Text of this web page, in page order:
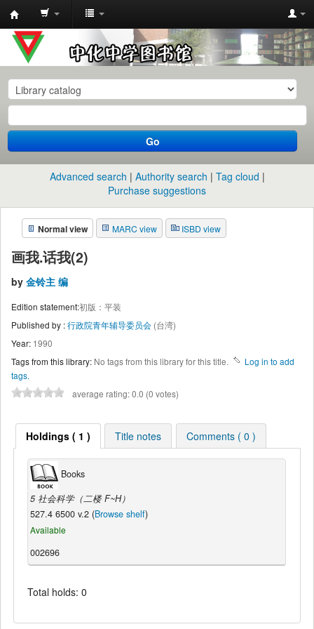
中
化
中
学
图
书
馆
目
录
Go
Advanced search Authority search
Tag cloud
Purchase suggestions
Normal view MARC view ISBD view
画我.话我(2)
by 金铃主 编
Edition statement:初版：平装
Published by :行政院青年辅导委员会 (台湾)
Year: 1990
Tags from this library: No tags from this library for this title.
Log in to add
tags.
average rating: 0.0 (0 votes)
Holdings ( 1 ) Title notes Comments ( 0 )
Books
5 社会科学（二楼 F~H）
527.4 6500 v.2 (Browse shelf)
Available
002696
Total holds: 0